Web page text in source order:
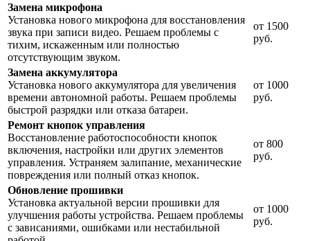
Замена микрофона
Установка нового микрофона для восстановления
звука при записи видео. Решаем проблемы с
тихим, искаженным или полностью
отсутствующим звуком.
от 1500
руб.
Замена аккумулятора
Установка нового аккумулятора для увеличения
времени автономной работы. Решаем проблемы
быстрой разрядки или отказа батареи.
от 1000
руб.
Ремонт кнопок управления
Восстановление работоспособности кнопок
включения, настройки или других элементов
управления. Устраняем залипание, механические
повреждения или полный отказ кнопок.
от 800
руб.
Обновление прошивки
Установка актуальной версии прошивки для
улучшения работы устройства. Решаем проблемы
с зависаниями, ошибками или нестабильной
от 1000
руб.